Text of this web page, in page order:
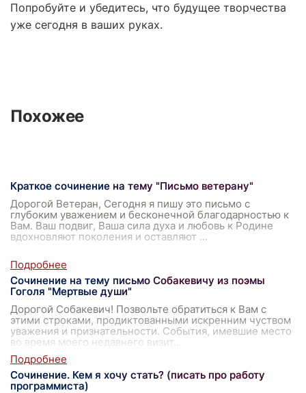
Попробуйте и убедитесь, что будущее творчества
уже сегодня в ваших руках.
Похожее
Краткое сочинение на тему "Письмо ветерану"
Дорогой Ветеран, Сегодня я пишу это письмо с
глубоким уважением и бесконечной благодарностью к
Вам. Ваш подвиг, Ваша сила духа и любовь к Родине
вдохновляют поколения и оставляют ...
Сочинение на тему письмо Собакевичу из поэмы
Гоголя "Мертвые души"
Дорогой Собакевич! Позвольте обратиться к Вам с
этими строками, продиктованными искренним чуством
уважения и признательности. События, имевшие место
во время моего недавнего визит
Сочинение. Кем я хочу стать? (писать про работу
программиста)